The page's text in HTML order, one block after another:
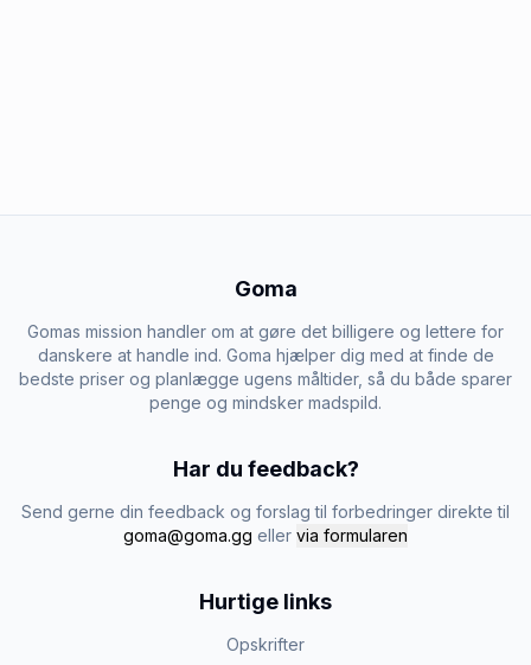
Goma
Gomas mission handler om at gøre det billigere og lettere for
danskere at handle ind. Goma hjælper dig med at finde de
bedste priser og planlægge ugens måltider, så du både sparer
penge og mindsker madspild.
Har du feedback?
Send gerne din feedback og forslag til forbedringer direkte til
goma@goma.gg eller via formularen
Hurtige links
Opskrifter